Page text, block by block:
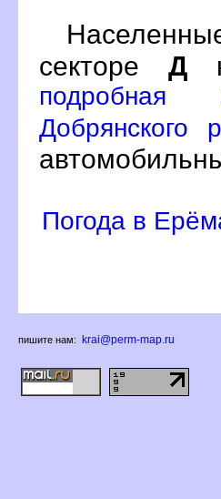
секторе Д
подробная
Погода в
пишите нам: krai@perm-map.ru